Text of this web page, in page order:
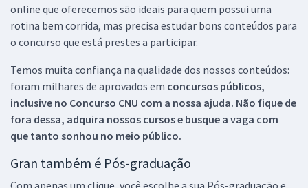
online que oferecemos são ideais para quem possui uma
rotina bem corrida, mas precisa estudar bons conteúdos para
o concurso que está prestes a participar.
Temos muita confiança na qualidade dos nossos conteúdos:
foram milhares de aprovados em concursos públicos,
inclusive no Concurso CNU com a nossa ajuda. Não fique de
fora dessa, adquira nossos cursos e busque a vaga com
que tanto sonhou no meio público.
Gran também é Pós-graduação
Com apenas um clique, você escolhe a sua Pós-graduação e